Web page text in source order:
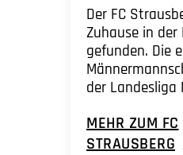
Der FC
Zuhause in der
gefunden. Die
der Landesliga
MEHR ZUM FC
STRAUSBERG